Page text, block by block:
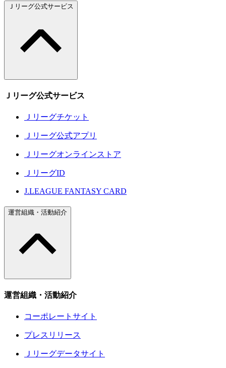
Ｊリーグ公式サービス
Ｊリーグ公式サービス
Ｊリーグチケット
Ｊリーグ公式アプリ
Ｊリーグオンラインストア
ＪリーグID
J.LEAGUE FANTASY CARD
運営組織・活動紹介
運営組織・活動紹介
コーポレートサイト
プレスリリース
Ｊリーグデータサイト